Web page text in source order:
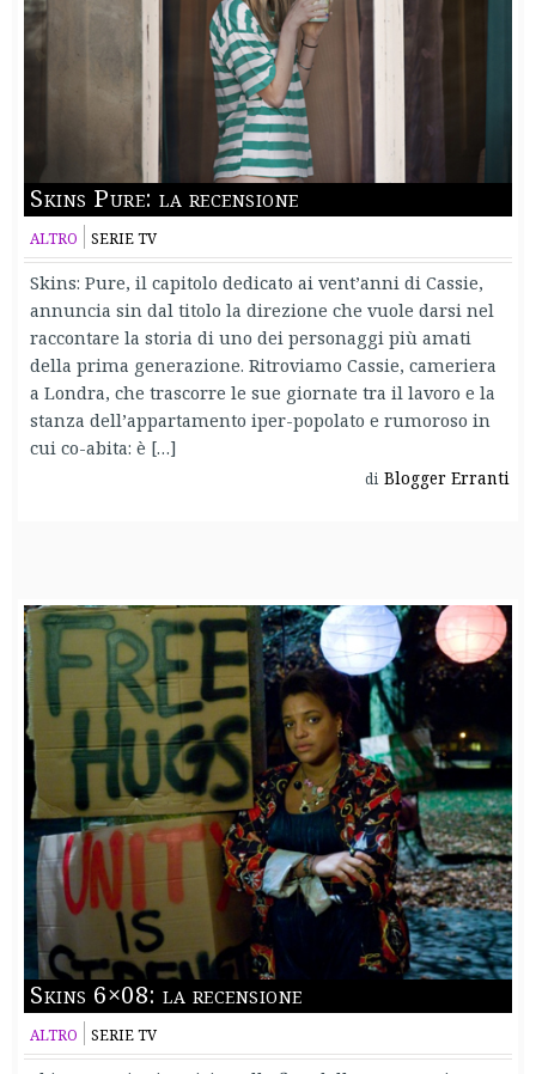
Skins Pure: la recensione
ALTRO SERIE TV
Skins: Pure, il capitolo dedicato ai vent’anni di Cassie,
annuncia sin dal titolo la direzione che vuole darsi nel
raccontare la storia di uno dei personaggi più amati
della prima generazione. Ritroviamo Cassie, cameriera
a Londra, che trascorre le sue giornate tra il lavoro e la
stanza dell’appartamento iper-popolato e rumoroso in
cui co-abita: è […]
di Blogger Erranti
Skins 6×08: la recensione
ALTRO SERIE TV